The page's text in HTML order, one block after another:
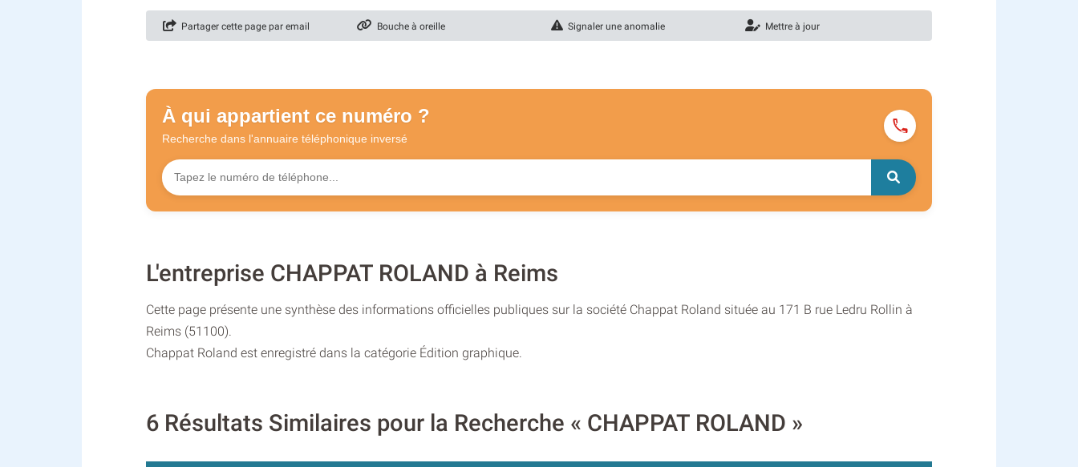
Partager cette page par email Bouche à oreille Signaler une anomalie Mettre à jour
À qui appartient ce numéro ?
Recherche dans l'annuaire téléphonique inversé
L'entreprise CHAPPAT ROLAND à Reims
Cette page présente une synthèse des informations officielles publiques sur la société Chappat Roland située au 171 B rue Ledru Rollin à
Reims (51100).
Chappat Roland est enregistré dans la catégorie Édition graphique.
6 Résultats Similaires pour la Recherche « CHAPPAT ROLAND »